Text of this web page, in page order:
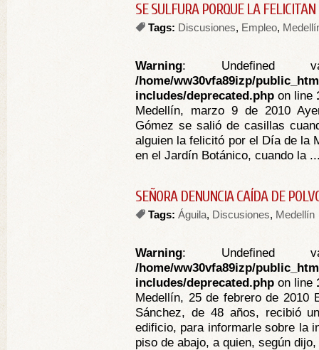
SE SULFURA PORQUE LA FELICITAN
Tags: Discusiones, Empleo,
Warning: Undefined
/home/ww30vfa89izp/
includes/deprecated.php on line
Medellín, marzo 9 de 2010
Gómez se salió de casillas
alguien la felicitó por el Día de la
en el Jardín Botánico, cuando la
SEÑORA DENUNCIA CAÍDA DE
Tags: Águila, Discusiones, Medellín
Warning: Undefined
/home/ww30vfa89izp/
includes/deprecated.php on line
Medellín, 25 de febrero de 2010
Sánchez, de 48 años, recibió
edificio, para informarle sobre la
piso de abajo, a quien, según